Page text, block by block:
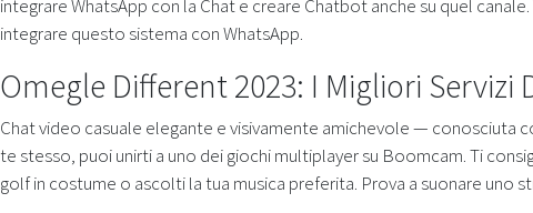
integrare WhatsApp con la Chat e creare Chatbot anche su quel
integrare questo sistema con WhatsApp.
Omegle Different 2023: I Migliori Servizi
Chat video casuale elegante e visivamente amichevole —
te stesso, puoi unirti a uno dei giochi multiplayer su Boomcam. Ti
golf in costume o ascolti la tua musica preferita. Prova a suonare